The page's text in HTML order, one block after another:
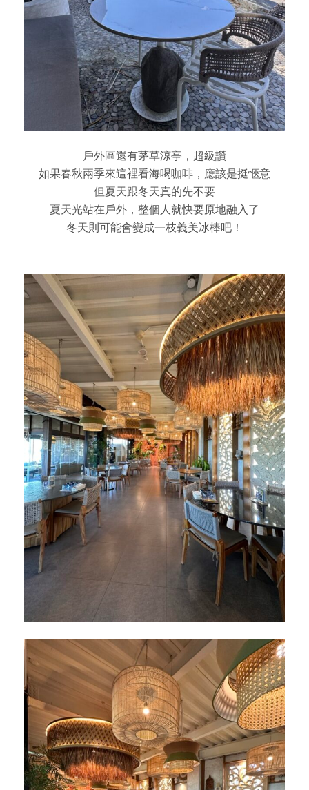
戶外區還有茅草涼亭，超級讚
如果春秋兩季來這裡看海喝咖啡，應該是挺愜意
但夏天跟冬天真的先不要
夏天光站在戶外，整個人就快要原地融入了
冬天則可能會變成一枝義美冰棒吧！